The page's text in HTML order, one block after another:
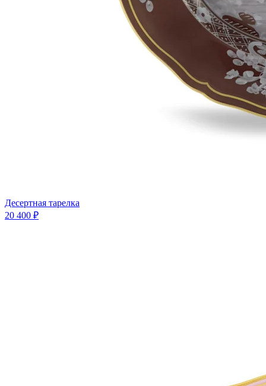
Десертная тарелка
20 400 ₽